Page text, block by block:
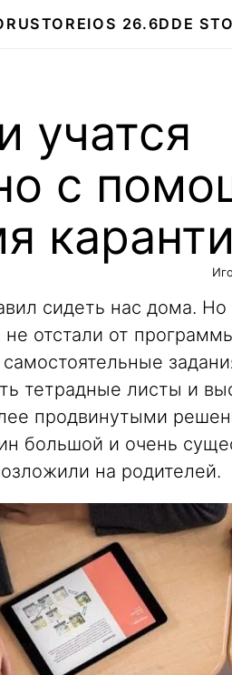
RUSTOREIOS 26.6DDE
учатся
с
сидеть нас дома.
отстали от
тетрадные листы и
продвинутыми
большой и очень
на родителей.